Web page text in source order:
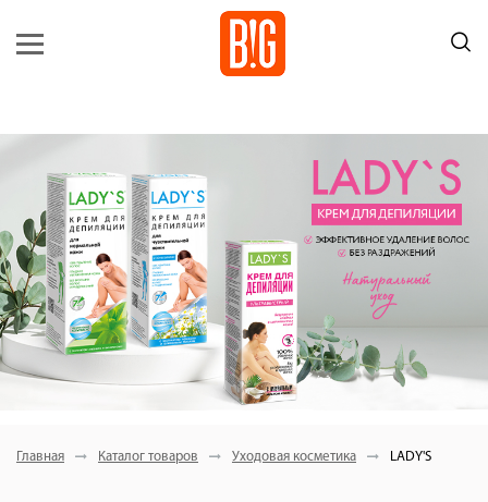
Главная Каталог товаров Уходовая косметика LADY'S